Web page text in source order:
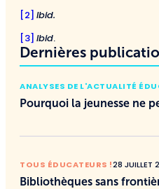
[2] Ibid.
[3] Ibid.
Dernières
ANALYSES DE L'ACTUALITÉ
Pourquoi la jeunesse ne
TOUS ÉDUCATEURS !28 JUILLET
Bibliothèques sans